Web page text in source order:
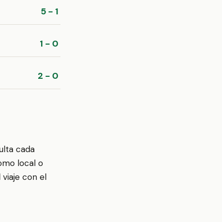
5 - 1
1 - 0
2 - 0
cada
local o
con el